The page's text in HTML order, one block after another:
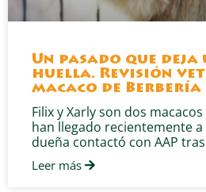
Un pasado que
huella. Revisión
macaco de
Filix y Xarly son dos
han llegado recientemente a
dueña contactó con AAP
Leer más